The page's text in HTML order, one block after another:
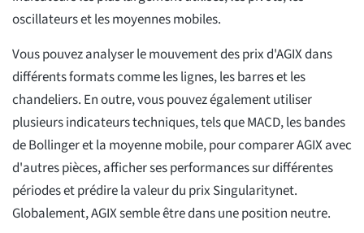
oscillateurs et les moyennes mobiles.
Vous pouvez analyser le mouvement des prix d'AGIX dans
différents formats comme les lignes, les barres et les
chandeliers. En outre, vous pouvez également utiliser
plusieurs indicateurs techniques, tels que MACD, les bandes
de Bollinger et la moyenne mobile, pour comparer AGIX avec
d'autres pièces, afficher ses performances sur différentes
périodes et prédire la valeur du prix Singularitynet.
Globalement, AGIX semble être dans une position neutre.